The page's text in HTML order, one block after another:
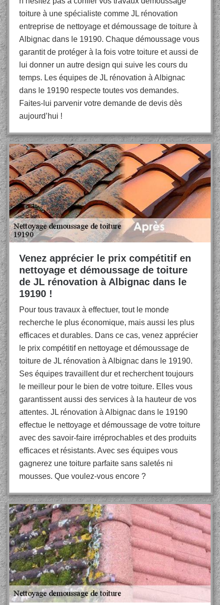
toiture à une spécialiste comme JL rénovation
entreprise de nettoyage et démoussage de toiture à
Albignac dans le 19190. Chaque démoussage vous
garantit de protéger à la fois votre toiture et aussi de
lui donner un autre design qui suive les cours du
temps. Les équipes de JL rénovation à Albignac
dans le 19190 respecte toutes vos demandes.
Faites-lui parvenir votre demande de devis dès
aujourd’hui !
Venez apprécier le prix compétitif en
nettoyage et démoussage de toiture
de JL rénovation à Albignac dans le
19190 !
Pour tous travaux à effectuer, tout le monde
recherche le plus économique, mais aussi les plus
efficaces et durables. Dans ce cas, venez apprécier
le prix compétitif en nettoyage et démoussage de
toiture de JL rénovation à Albignac dans le 19190.
Ses équipes travaillent dur et recherchent toujours
le meilleur pour le bien de votre toiture. Elles vous
garantissent aussi des services à la hauteur de vos
attentes. JL rénovation à Albignac dans le 19190
effectue le nettoyage et démoussage de votre toiture
avec des savoir-faire irréprochables et des produits
efficaces et résistants. Avec ses équipes vous
gagnerez une toiture parfaite sans saletés ni
mousses. Que voulez-vous encore ?